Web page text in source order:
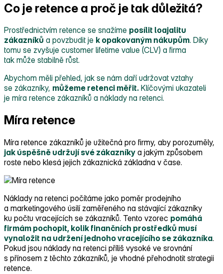
Co je retence a proč je tak důležitá?
Prostřednictvím retence se snažíme posílit loajalitu
zákazníků a povzbudit je k opakovaným nákupům. Díky
tomu se zvyšuje customer lifetime value (CLV) a firma
tak může stabilně růst.
Abychom měli přehled, jak se nám daří udržovat vztahy
se zákazníky, můžeme retenci měřit. Klíčovými ukazateli
je míra retence zákazníků a náklady na retenci.
Míra retence
Míra retence zákazníků je užitečná pro firmy, aby porozuměly,
jak úspěšně udržují své zákazníky a jakým způsobem
roste nebo klesá jejich zákaznická základna v čase.
Náklady na retenci počítáme jako poměr prodejního
a marketingového úsilí zaměřeného na stávající zákazníky
ku počtu vracejících se zákazníků. Tento vzorec pomáhá
firmám pochopit, kolik finančních prostředků musí
vynaložit na udržení jednoho vracejícího se zákazníka.
Pokud jsou náklady na retenci příliš vysoké ve srovnání
s přínosem z těchto zákazníků, je vhodné přehodnotit strategii
retence.